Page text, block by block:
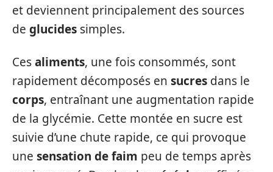
et deviennent principalement des sources
de glucides simples.
Cesaliments, une fois consommés, sont
rapidement décomposés en sucres dans le
corps, entraînant une augmentation rapide
de la glycémie. Cette montée en sucre est
suivie d’une chute rapide, ce qui provoque
une sensation de faim peu de temps après